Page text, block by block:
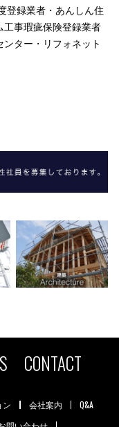
登録業者・あんしん住
事瑕疵保険登録業者
ター・リフォネット
CONTACT
ン 会社案内
Q&A